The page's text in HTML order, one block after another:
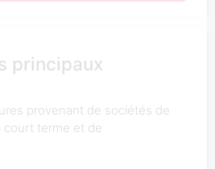
principaux
provenant de sociétés de
court terme et de